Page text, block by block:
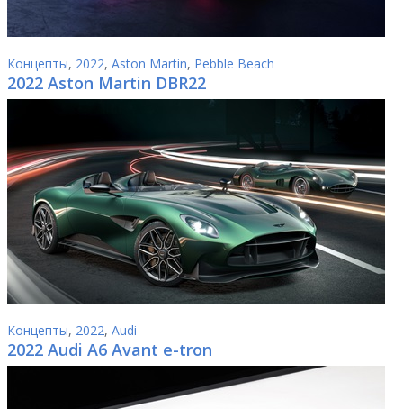
Концепты, 2022, Aston Martin, Pebble Beach
2022 Aston Martin DBR22
Концепты, 2022, Audi
2022 Audi A6 Avant e-tron